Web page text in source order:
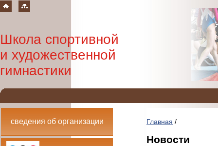
Школа спортивной
и художественной
гимнастики
сведения об организации Главная /
Новости